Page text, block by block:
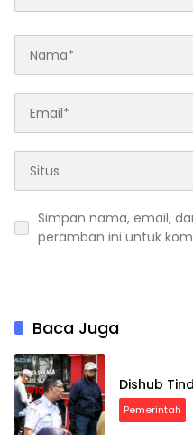
Simpan nama, email,
peramban ini untuk
Baca Juga
Dishub
Pemerintah